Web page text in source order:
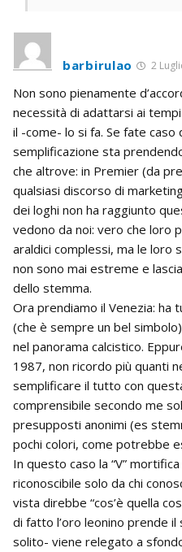
barbirulao 2
Non sono pienamente
necessità di adattarsi ai
il -come- lo si fa. Se fate
semplificazione sta
che altrove: in Premier (da
qualsiasi discorso di
dei loghi non ha raggiunto
vedono da noi: vero che loro
araldici complessi, ma le loro
non sono mai estreme e
dello stemma.
Ora prendiamo il Venezia: ha
(che è sempre un bel
nel panorama calcistico.
1987, non ricordo più quanti
semplificare il tutto con
comprensibile secondo me
presupposti anonimi (es
pochi colori, come potrebbe
In questo caso la “V”
riconoscibile solo da chi
vista direbbe “cos’è quella
di fatto l’oro leonino prende
solito- viene relegato a